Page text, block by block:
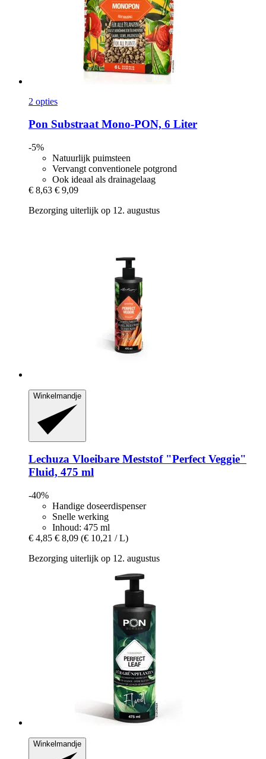
2 opties
Pon Substraat Mono-​PON, 6 Liter
-5%
Natuurlijk puimsteen
Vervangt conventionele potgrond
Ook ideaal als drainagelaag
€ 8,63 € 9,09
Bezorging uiterlijk op 12. augustus
Winkelmandje
Lechuza Vloeibare Meststof "Perfect Veggie"
Fluid, 475 ml
-40%
Handige doseerdispenser
Snelle werking
Inhoud: 475 ml
€ 4,85 € 8,09 (€ 10,21 / L)
Bezorging uiterlijk op 12. augustus
Winkelmandje